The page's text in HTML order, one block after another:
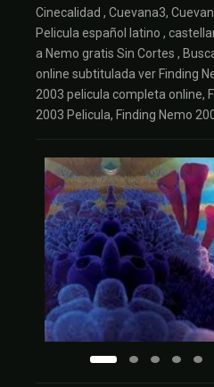
Cinecalidad , Cuevana3,
Pelicula español latino ,
a Nemo gratis Sin Cortes ,
online subtitulada ver Finding
2003 pelicula completa online,
2003 Pelicula, Finding Nemo